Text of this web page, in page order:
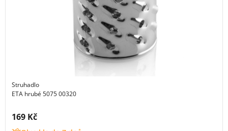
Struhadlo
ETA hrubé 5075 00320
Cena s DPH:
169 Kč